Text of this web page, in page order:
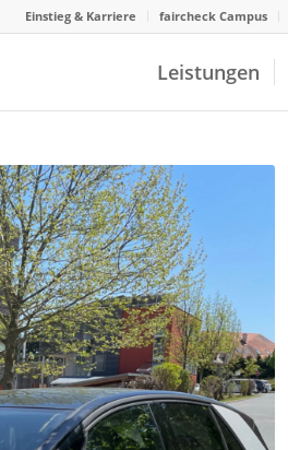
Einstieg & Karriere faircheck Campus
Leistungen